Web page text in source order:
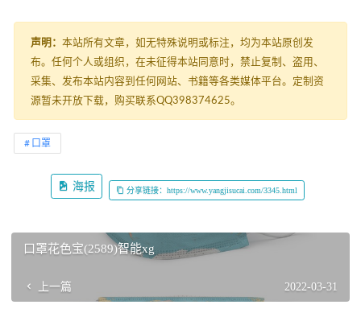
声明： 本站所有文章，如无特殊说明或标注，均为本站原创发
布。任何个人或组织，在未征得本站同意时，禁止复制、盗用、
采集、发布本站内容到任何网站、书籍等各类媒体平台。定制资
源暂未开放下载，购买联系QQ398374625。
口罩
海报 分享链接：https://www.yangjisucai.com/3345.html
口罩花色宝(2589)智能xg
上一篇 2022-03-31